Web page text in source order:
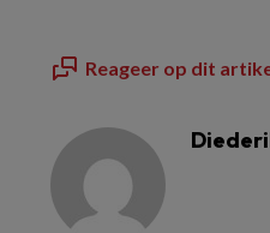
Reageer op dit